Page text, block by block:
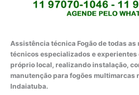
Assistência técnica Fogão de todas as
técnicos especializados e experientes
próprio local, realizando instalação,
manutenção para fogões multimarcas
Indaiatuba.